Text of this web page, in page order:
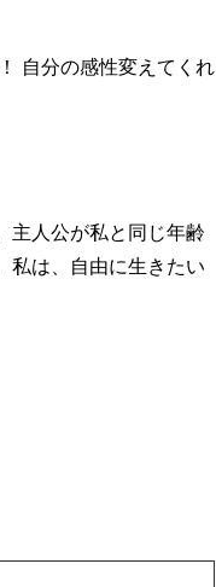
自分の感性変えてくれ
主人公が私と同じ年齢
私は、自由に生きたい